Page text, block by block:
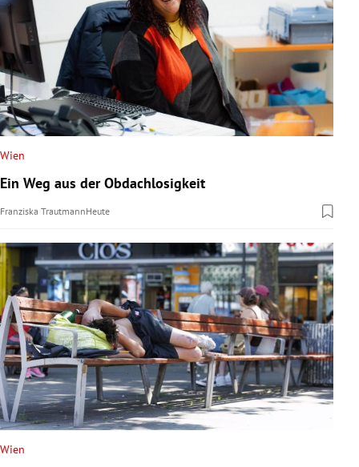
Wien
Ein Weg aus der Obdachlosigkeit
Franziska TrautmannHeute
Wien